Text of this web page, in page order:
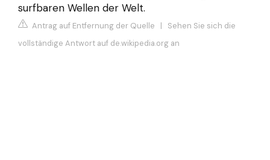
surfbaren Wellen der Welt.
Antrag auf Entfernung der Quelle | Sehen Sie sich die
vollständige Antwort auf de.wikipedia.org an